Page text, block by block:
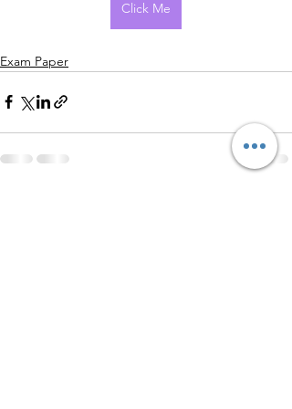
Click Me
Exam Paper